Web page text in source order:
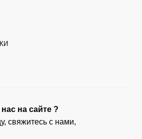
на сайте ?
свяжитесь с нами,